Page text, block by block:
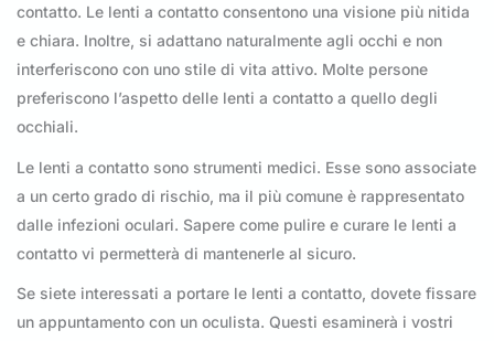
contatto. Le lenti a contatto consentono una visione più nitida
e chiara. Inoltre, si adattano naturalmente agli occhi e non
interferiscono con uno stile di vita attivo. Molte persone
preferiscono l’aspetto delle lenti a contatto a quello degli
occhiali.
Le lenti a contatto sono strumenti medici. Esse sono associate
a un certo grado di rischio, ma il più comune è rappresentato
dalle infezioni oculari. Sapere come pulire e curare le lenti a
contatto vi permetterà di mantenerle al sicuro.
Se siete interessati a portare le lenti a contatto, dovete fissare
un appuntamento con un oculista. Questi esaminerà i vostri